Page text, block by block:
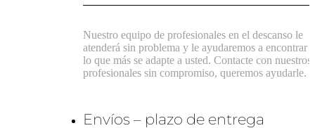
Nuestro equipo de profesionales en el descanso le
atenderá sin problema y le ayudaremos a encontrar
lo que más se adapte a usted. Contacte con nuestros
profesionales sin compromiso, queremos ayudarle.
Envíos – plazo de entrega